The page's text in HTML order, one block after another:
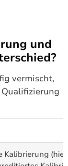
und
vermischt,
Kalibrierung